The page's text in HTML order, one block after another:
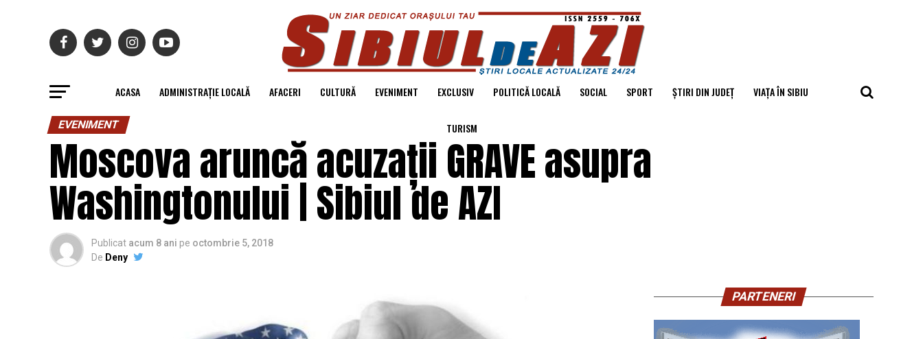
ACASA ADMINISTRAȚIE LOCALĂ AFACERI CULTURĂ EVENIMENT EXCLUSIV POLITICĂ LOCALĂ SOCIAL SPORT ȘTIRI DIN JUDEȚ VIAȚA ÎN SIBIU
TURISM
EVENIMENT
Moscova aruncă acuzații GRAVE asupra
Washingtonului | Sibiul de AZI
Publicat acum 8 ani pe octombrie 5, 2018
De Deny
PARTENERI